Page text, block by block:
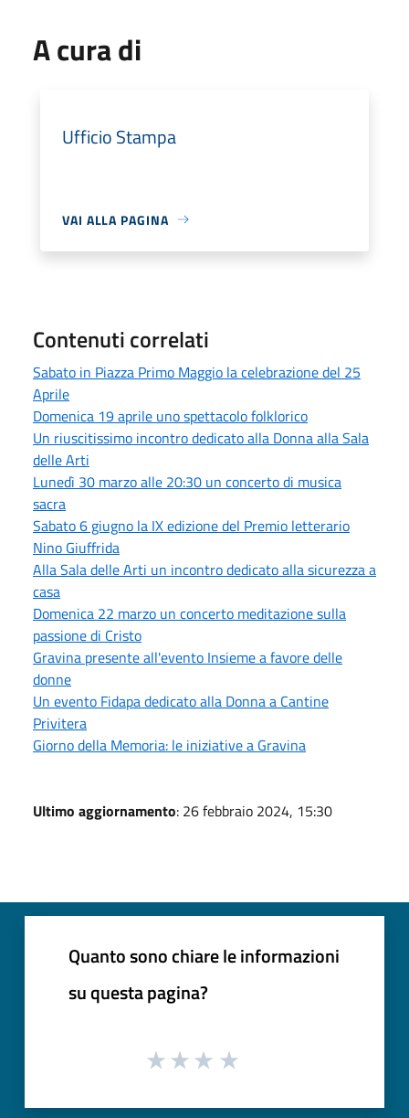
A cura di
Ufficio Stampa
VAI ALLA PAGINA
Contenuti correlati
Sabato in Piazza Primo Maggio la celebrazione del 25
Aprile
Domenica 19 aprile uno spettacolo folklorico
Un riuscitissimo incontro dedicato alla Donna alla Sala
delle Arti
Lunedì 30 marzo alle 20:30 un concerto di musica
sacra
Sabato 6 giugno la IX edizione del Premio letterario
Nino Giuffrida
Alla Sala delle Arti un incontro dedicato alla sicurezza a
casa
Domenica 22 marzo un concerto meditazione sulla
passione di Cristo
Gravina presente all'evento Insieme a favore delle
donne
Un evento Fidapa dedicato alla Donna a Cantine
Privitera
Giorno della Memoria: le iniziative a Gravina
Ultimo aggiornamento: 26 febbraio 2024, 15:30
Quanto sono chiare le informazioni
su questa pagina?